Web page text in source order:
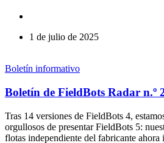
1 de julio de 2025
Boletín informativo
Boletín de FieldBots Radar n.º
Tras 14 versiones de FieldBots 4,
orgullosos de presentar FieldBots 5:
flotas independiente del fabricante